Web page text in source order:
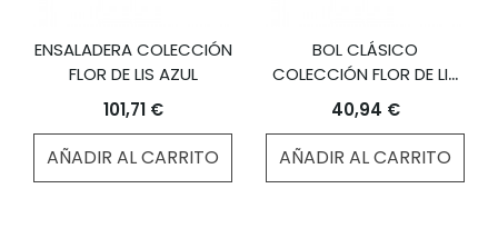
ENSALADERA COLECCIÓN
FLOR DE LIS AZUL
101,71 €
AÑADIR AL CARRITO
BOL CLÁSICO
COLECCIÓN FLOR DE LIS
AZUL TAMAÑO PEQUEÑO
40,94 €
AÑADIR AL CARRITO